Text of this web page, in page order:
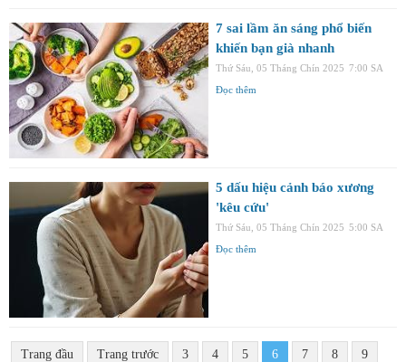
7 sai lầm ăn sáng phổ biến
khiến bạn già nhanh
Thứ Sáu, 05 Tháng Chín 2025 7:00 SA
Đọc thêm
5 dấu hiệu cảnh báo xương
'kêu cứu'
Thứ Sáu, 05 Tháng Chín 2025 5:00 SA
Đọc thêm
Trang đầu Trang trước 3 4 5 6 7 8 9